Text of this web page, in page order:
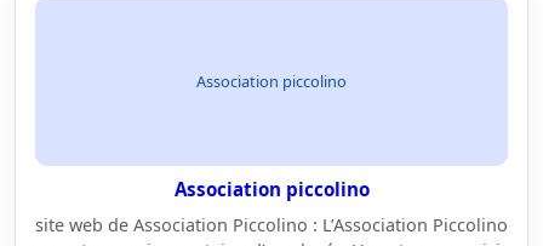
Association piccolino
Association piccolino
site web de Association Piccolino : L’Association Piccolino